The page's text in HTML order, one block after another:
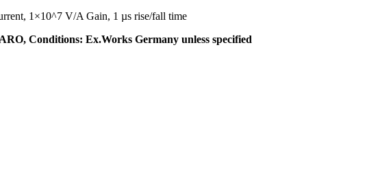
1×10^7 V/A Gain, 1 µs rise/fall time
Conditions: Ex.Works Germany unless specified